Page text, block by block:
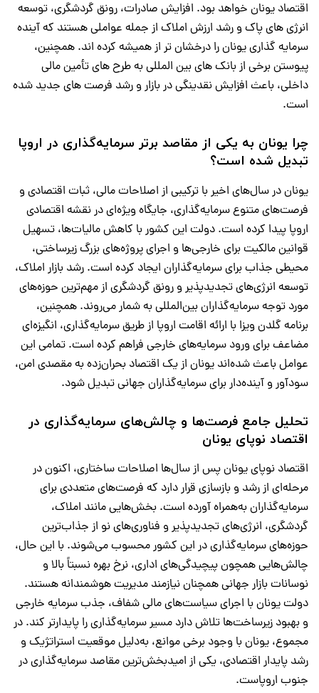
اقتصاد یونان خواهد بود. افزایش صادرات، رونق گردشگری، توسعه
انرژی های پاک و رشد ارزش املاک از جمله عواملی هستند که آینده
سرمایه گذاری یونان را درخشان تر از همیشه کرده اند. همچنین،
پیوستن برخی از بانک های بین المللی به طرح های تأمین مالی
داخلی، باعث افزایش نقدینگی در بازار و رشد فرصت های جدید شده
است.
چرا یونان به یکی از مقاصد برتر سرمایه‌گذاری در اروپا
تبدیل شده است؟
یونان در سال‌های اخیر با ترکیبی از اصلاحات مالی، ثبات اقتصادی و
فرصت‌های متنوع سرمایه‌گذاری، جایگاه ویژه‌ای در نقشه اقتصادی
اروپا پیدا کرده است. دولت این کشور با کاهش مالیات‌ها، تسهیل
قوانین مالکیت برای خارجی‌ها و اجرای پروژه‌های بزرگ زیرساختی،
محیطی جذاب برای سرمایه‌گذاران ایجاد کرده است. رشد بازار املاک،
توسعه انرژی‌های تجدیدپذیر و رونق گردشگری از مهم‌ترین حوزه‌های
مورد توجه سرمایه‌گذاران بین‌المللی به شمار می‌روند. همچنین،
برنامه گلدن ویزا با ارائه اقامت اروپا از طریق سرمایه‌گذاری، انگیزه‌ای
مضاعف برای ورود سرمایه‌های خارجی فراهم کرده است. تمامی این
عوامل باعث شده‌اند یونان از یک اقتصاد بحران‌زده به مقصدی امن،
سودآور و آینده‌دار برای سرمایه‌گذاران جهانی تبدیل شود.
تحلیل جامع فرصت‌ها و چالش‌های سرمایه‌گذاری در
اقتصاد نوپای یونان
اقتصاد نوپای یونان پس از سال‌ها اصلاحات ساختاری، اکنون در
مرحله‌ای از رشد و بازسازی قرار دارد که فرصت‌های متعددی برای
سرمایه‌گذاران به‌همراه آورده است. بخش‌هایی مانند املاک،
گردشگری، انرژی‌های تجدیدپذیر و فناوری‌های نو از جذاب‌ترین
حوزه‌های سرمایه‌گذاری در این کشور محسوب می‌شوند. با این حال،
چالش‌هایی همچون پیچیدگی‌های اداری، نرخ بهره نسبتاً بالا و
نوسانات بازار جهانی همچنان نیازمند مدیریت هوشمندانه هستند.
دولت یونان با اجرای سیاست‌های مالی شفاف، جذب سرمایه خارجی
و بهبود زیرساخت‌ها تلاش دارد مسیر سرمایه‌گذاری را پایدارتر کند. در
مجموع، یونان با وجود برخی موانع، به‌دلیل موقعیت استراتژیک و
رشد پایدار اقتصادی، یکی از امیدبخش‌ترین مقاصد سرمایه‌گذاری در
جنوب اروپاست.